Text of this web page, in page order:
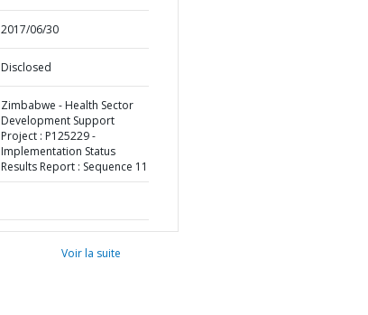
2017/06/30
Disclosed
Zimbabwe - Health Sector
Development Support
Project : P125229 -
Implementation Status
Results Report : Sequence 11
Voir la suite